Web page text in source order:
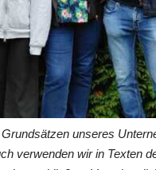
unseres
verwenden wir in Texten